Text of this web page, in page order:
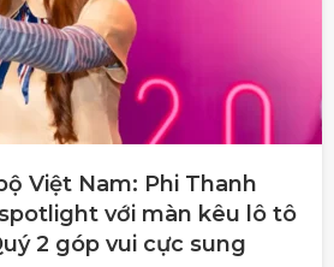
Việt Nam: Phi Thanh
với màn kêu lô tô
2 góp vui cực sung